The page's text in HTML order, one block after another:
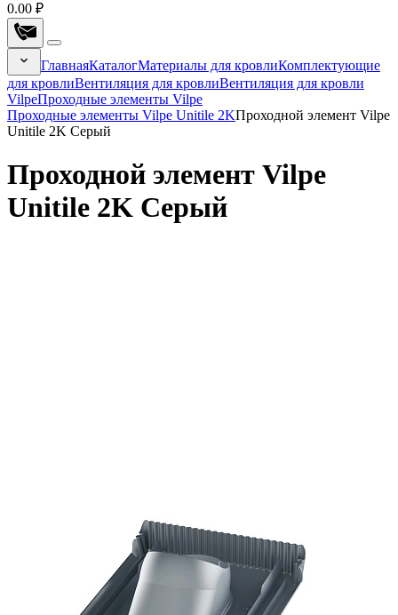
0.00 ₽
ГлавнаяКаталогМатериалы для кровлиКомплектующие
для кровлиВентиляция для кровлиВентиляция для кровли
VilpeПроходные элементы Vilpe
Проходные элементы Vilpe Unitile 2KПроходной элемент Vilpe
Unitile 2K Серый
Проходной элемент Vilpe
Unitile 2K Серый